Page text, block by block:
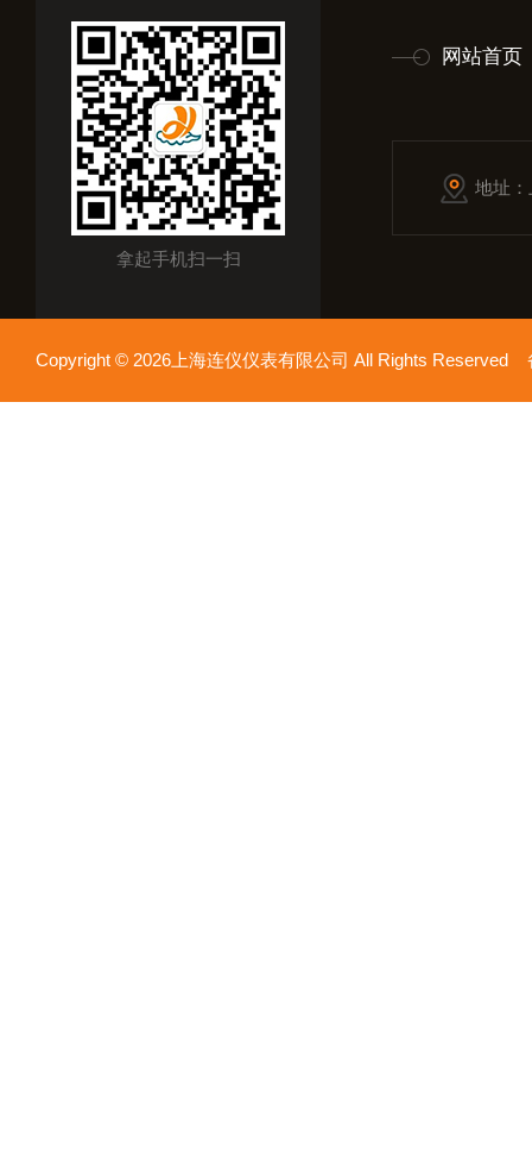
拿起手机扫一扫
网站首页
地址
Copyright © 2026上海连仪仪表有限公司 All Rights Reserved